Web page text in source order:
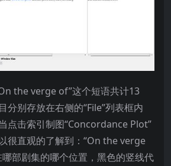
the verge of”这个短语共计13
分别存放在右侧的“File”列表框内
点击索引制图“Concordance Plot”
很直观的了解到：“On the verge
部剧集的哪个位置，黑色的竖线代